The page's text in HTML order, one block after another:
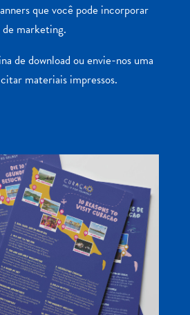
que você pode incorporar
de marketing.
de download ou envie-nos uma
materiais impressos.